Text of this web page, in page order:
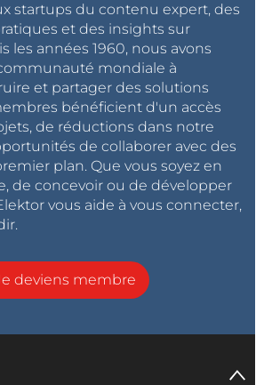
startups du contenu expert, des
et des insights sur
les années 1960, nous avons
mondiale à
et partager des solutions
bénéficient d'un accès
de réductions dans notre
de collaborer avec des
plan. Que vous soyez en
de concevoir ou de développer
vous aide à vous connecter,
deviens membre